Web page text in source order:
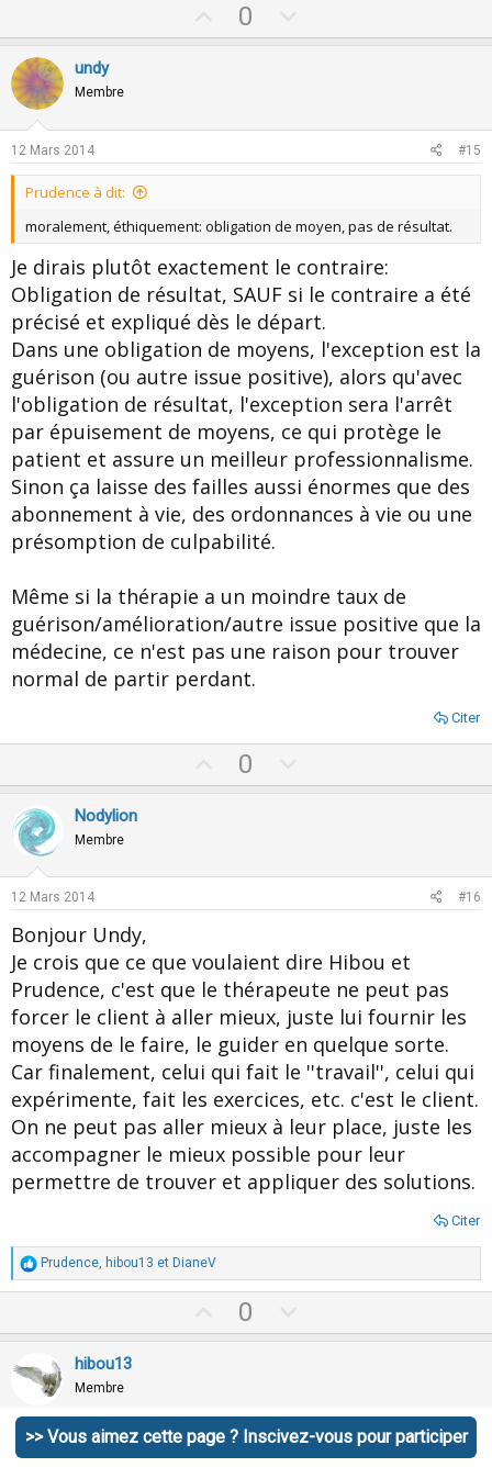
p
0
o
undy
Membre
12 Mars 2014 #15
Prudence à dit:
moralement, éthiquement: obligation de moyen, pas de résultat.
Je dirais plutôt exactement le contraire:
Obligation de résultat, SAUF si le contraire a été
précisé et expliqué dès le départ.
Dans une obligation de moyens, l'exception est la
guérison (ou autre issue positive), alors qu'avec
l'obligation de résultat, l'exception sera l'arrêt
par épuisement de moyens, ce qui protège le
patient et assure un meilleur professionnalisme.
Sinon ça laisse des failles aussi énormes que des
abonnement à vie, des ordonnances à vie ou une
présomption de culpabilité.
Même si la thérapie a un moindre taux de
guérison/amélioration/autre issue positive que la
médecine, ce n'est pas une raison pour trouver
normal de partir perdant.
Citer
p
t
0
o
v
Nodylion
Membre
12 Mars 2014 #16
Bonjour Undy,
Je crois que ce que voulaient dire Hibou et
Prudence, c'est que le thérapeute ne peut pas
forcer le client à aller mieux, juste lui fournir les
moyens de le faire, le guider en quelque sorte.
Car finalement, celui qui fait le ''travail'', celui qui
expérimente, fait les exercices, etc. c'est le client.
On ne peut pas aller mieux à leur place, juste les
accompagner le mieux possible pour leur
permettre de trouver et appliquer des solutions.
Citer
R
é
a
t
o
n
:
Prudence, hibou13 et DianeV
p
t
e
0
o
v
o
hibou13
Membre
12 Mars 2014 #17
>> Vous aimez cette page ? Inscivez-vous pour participer